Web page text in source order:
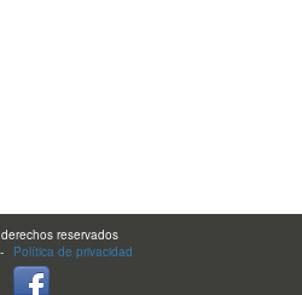
reservados
- Política de privacidad